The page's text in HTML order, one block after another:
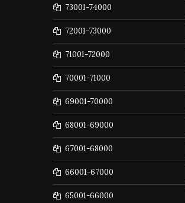
73001-74000
72001-73000
71001-72000
70001-71000
69001-70000
68001-69000
67001-68000
66001-67000
65001-66000